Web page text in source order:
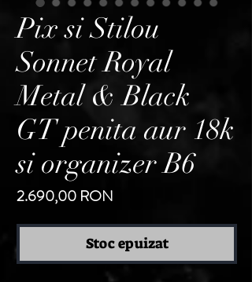
Pix si Stilou
Sonnet Royal
Metal & Black
GT penita aur 18k
si organizer B6
2.690,00 RON
Stoc epuizat